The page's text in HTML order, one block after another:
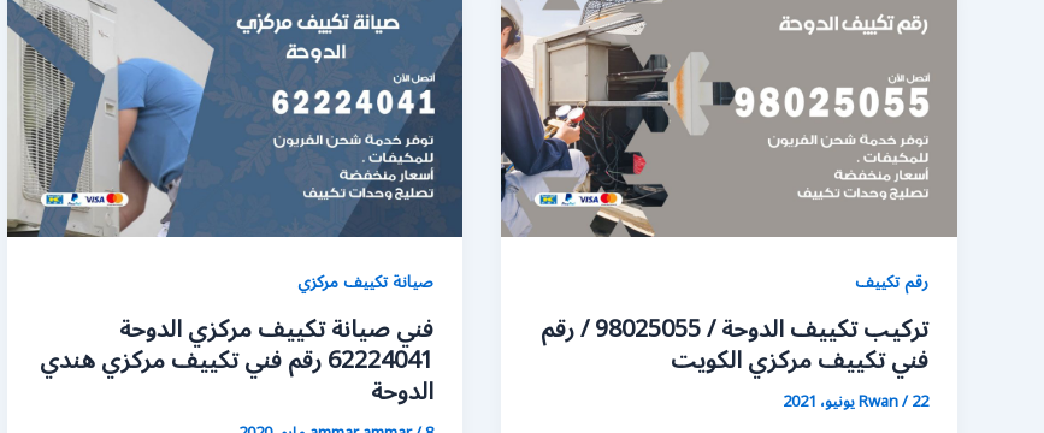
رقم تكييف
تركيب تكييف الدوحة / 98025055 / رقم
فني تكييف مركزي الكويت
Rwan/22 يونيو، 2021
صيانة تكييف مركزي
فني صيانة تكييف مركزي الدوحة
62224041 رقم فني تكييف مركزي هندي
الدوحة